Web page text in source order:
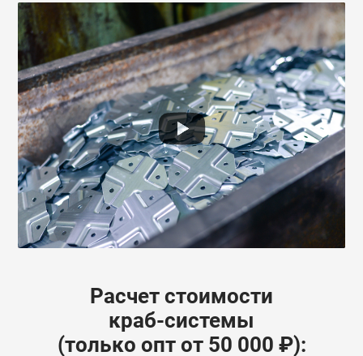
Расчет стоимости
краб-системы
(только опт от 50 000 ₽):